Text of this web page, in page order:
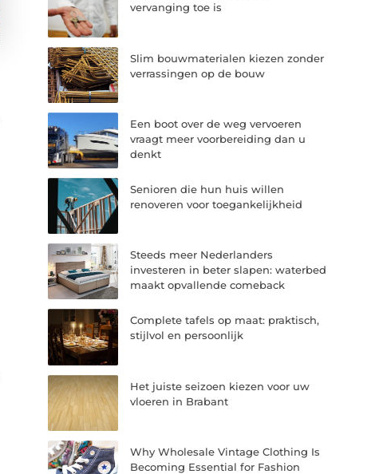
vervanging toe is
Slim bouwmaterialen kiezen zonder
verrassingen op de bouw
Een boot over de weg vervoeren
vraagt meer voorbereiding dan u
denkt
Senioren die hun huis willen
renoveren voor toegankelijkheid
Steeds meer Nederlanders
investeren in beter slapen: waterbed
maakt opvallende comeback
Complete tafels op maat: praktisch,
stijlvol en persoonlijk
Het juiste seizoen kiezen voor uw
vloeren in Brabant
Why Wholesale Vintage Clothing Is
Becoming Essential for Fashion